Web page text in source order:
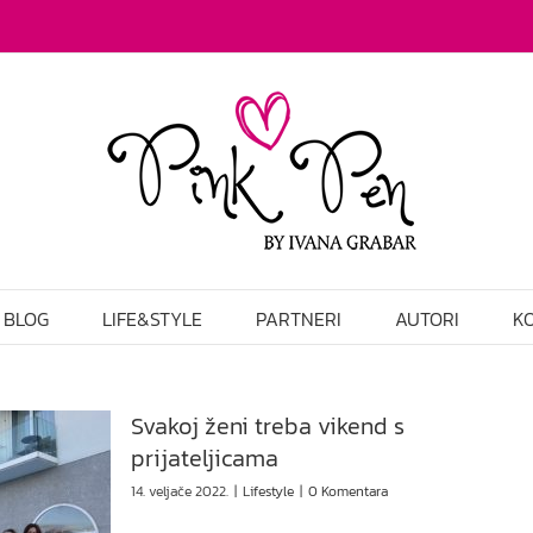
BLOG LIFE&STYLE PARTNERI AUTORI
Svakoj ženi treba vikend s
prijateljicama
14. veljače 2022. | Lifestyle | 0 Komentara